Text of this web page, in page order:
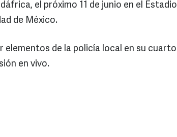
el próximo 11 de junio en el Estadio
de México.
de la policía local en su cuarto
en vivo.